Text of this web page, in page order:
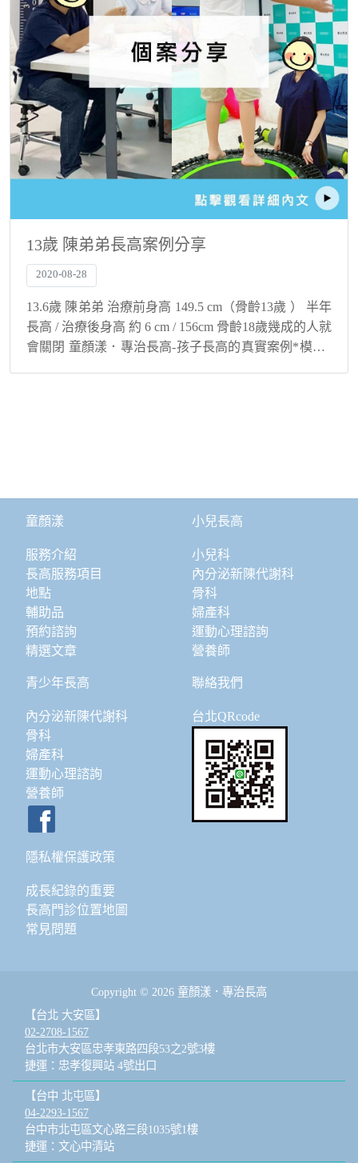
13歲 陳弟弟長高案例分享
2020-08-28
13.6歲 陳弟弟 治療前身高 149.5 cm（骨齡13歲 ） 半年
長高 / 治療後身高 約 6 cm / 156cm 骨齡18歲幾成的人就
會關閉 童顏漾．專治長高-孩子長高的真實案例*模法*
童顏漾
服務介紹
長高服務項目
地點
輔助品
預約諮詢
精選文章
小兒長高
小兒科
內分泌新陳代謝科
骨科
婦產科
運動心理諮詢
營養師
青少年長高
內分泌新陳代謝科
骨科
婦產科
運動心理諮詢
營養師
聯絡我們
台北QRcode
隱私權保護政策
成長紀錄的重要
長高門診位置地圖
常見問題
Copyright © 2026 童顏漾．專治長高
【台北 大安區】
02-2708-1567
台北市大安區忠孝東路四段53之2號3樓
捷運：忠孝復興站 4號出口
【台中 北屯區】
04-2293-1567
台中市北屯區文心路三段1035號1樓
捷運：文心中清站